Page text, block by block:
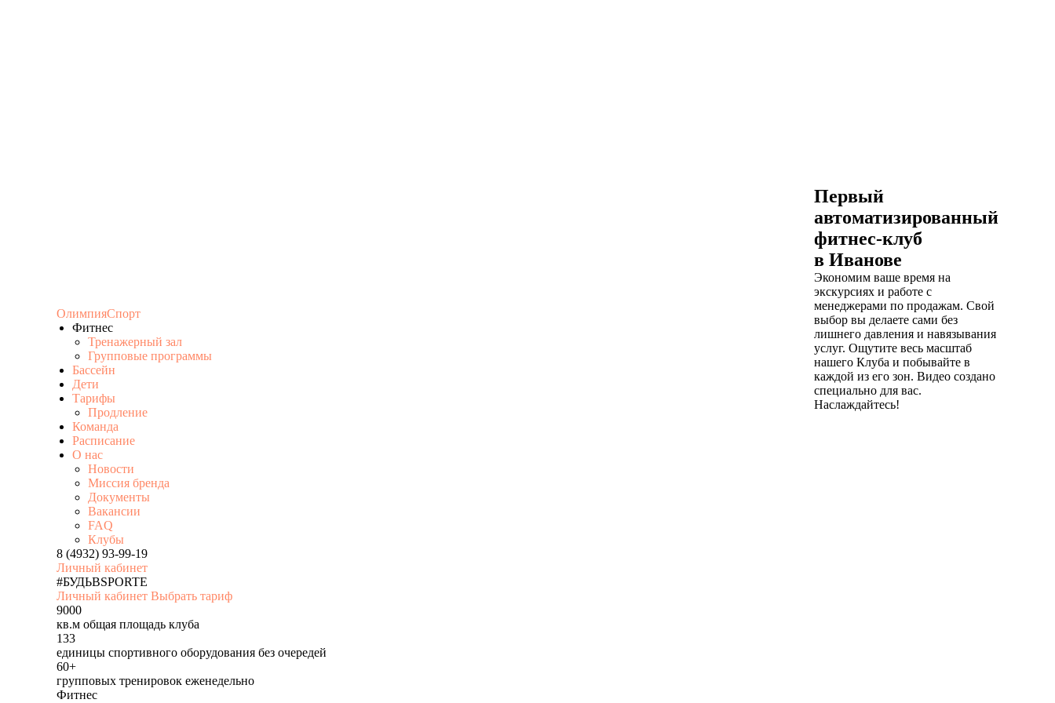
ОлимпияСпорт
Фитнес
Тренажерный зал
Групповые программы
Бассейн
Дети
Тарифы
Продление
Команда
Расписание
О нас
Новости
Миссия бренда
Документы
Вакансии
FAQ
Клубы
8 (4932) 93-99-19
Личный кабинет
#БУДЬВSPORTE
Личный кабинет Выбрать тариф
9000
кв.м общая площадь клуба
133
единицы спортивного оборудования без очередей
60+
групповых тренировок еженедельно
Фитнес
Первый
автоматизированный
фитнес-клуб
в Иванове
Экономим ваше время на
экскурсиях и работе с
менеджерами по продажам. Свой
выбор вы делаете сами без
лишнего давления и навязывания
услуг. Ощутите весь масштаб
нашего Клуба и побывайте в
каждой из его зон. Видео создано
специально для вас.
Наслаждайтесь!